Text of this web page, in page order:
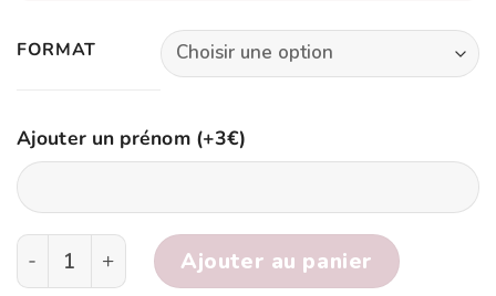
FORMAT
Ajouter un prénom (+3€)
quantité de Mon livret d’activités: RAMADAN 12-
Ajouter au panier